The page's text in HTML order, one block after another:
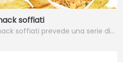
soffiati
soffiati prevede una serie di…